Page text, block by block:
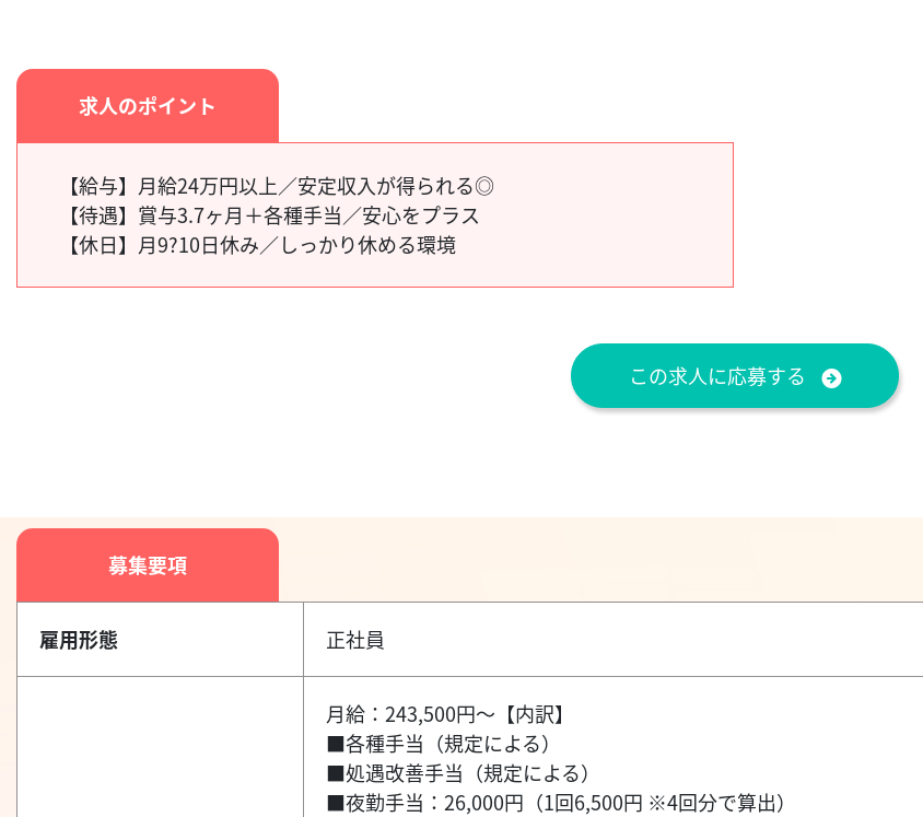
求人のポイント
【給与】 月給24万円以上／安定収入が得られる◎
【待遇】 賞与3.7ヶ月＋各種手当／安心をプラス
【休日】 月9?10日休み／しっかり休める環境
この求人に応募する
募集要項
雇用形態 正社員
月給：243,500円～【内訳】
■各種手当（規定による）
■処遇改善手当（規定による）
■夜勤手当：26,000円（1回6,500円 ※4回分で算出）